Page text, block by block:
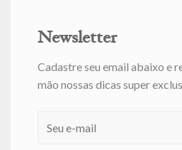
Newsletter
Cadastre seu email abaixo e
mão nossas dicas super